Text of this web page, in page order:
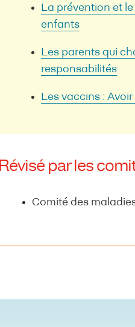
La prévention et
enfants
Les parents qui
responsabilités
Les vaccins :
Révisé par les
Comité des